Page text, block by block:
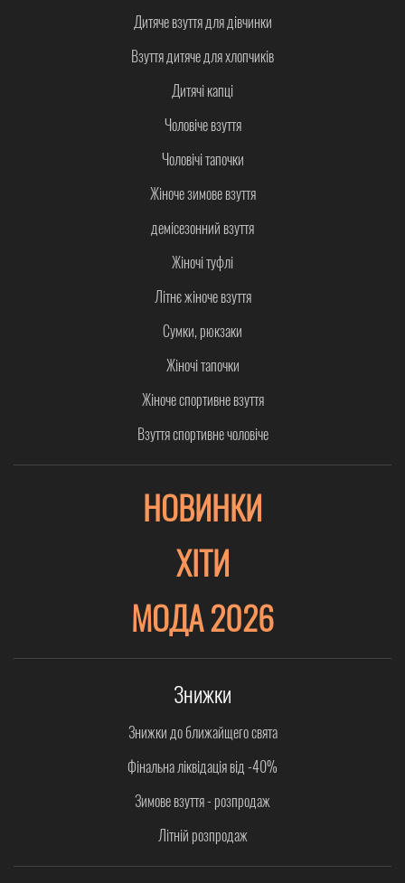
Дитяче взуття для дівчинки
Взуття дитяче для хлопчиків
Дитячі капці
Чоловіче взуття
Чоловічі тапочки
Жіноче зимове взуття
демісезонний взуття
Жіночі туфлі
Літнє жіноче взуття
Сумки, рюкзаки
Жіночі тапочки
Жіноче спортивне взуття
Взуття спортивне чоловіче
НОВИНКИ
ХІТИ
МОДА 2026
Знижки
Знижки до ближайщего свята
Фінальна ліквідація від -40%
Зимове взуття - розпродаж
Літній розпродаж